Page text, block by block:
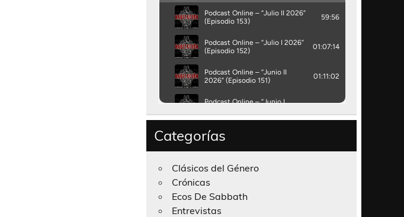
Categorías
Clásicos del Género
Crónicas
Ecos De Sabbath
Entrevistas